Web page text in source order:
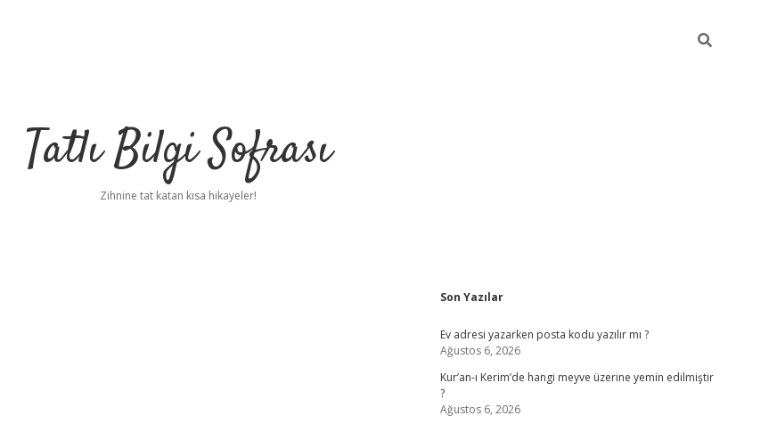
Tatlı Bilgi Sofrası
Zihnine tat katan kısa hikayeler!
Sidebar
Son Yazılar
Ev adresi yazarken posta kodu yazılır mı ?
Ağustos 6, 2026
Kur’an-ı Kerim’de hangi meyve üzerine yemin edilmiştir
?
Ağustos 6, 2026